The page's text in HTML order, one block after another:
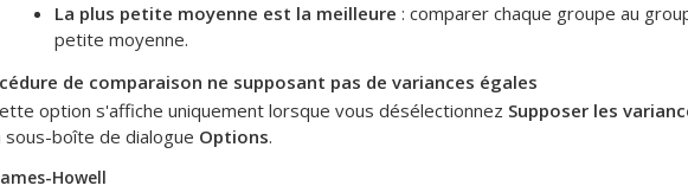
La plus petite moyenne est la meilleure : comparer chaque groupe au
petite moyenne.
de comparaison ne supposant pas de variances égales
option s'affiche uniquement lorsque vous désélectionnez Supposer les
sous-boîte de dialogue Options.
Howell